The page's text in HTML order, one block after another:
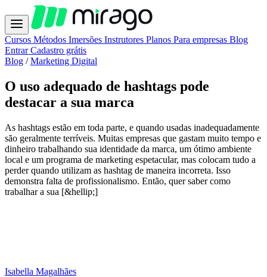
Cursos Métodos Imersões Instrutores Planos Para empresas Blog
EntrarCadastro grátis
Blog / Marketing Digital
O uso adequado de hashtags pode
destacar a sua marca
As hashtags estão em toda parte, e quando usadas inadequadamente
são geralmente terríveis. Muitas empresas que gastam muito tempo e
dinheiro trabalhando sua identidade da marca, um ótimo ambiente
local e um programa de marketing espetacular, mas colocam tudo a
perder quando utilizam as hashtag de maneira incorreta. Isso
demonstra falta de profissionalismo. Então, quer saber como
trabalhar a sua [&hellip;]
Isabella Magalhães